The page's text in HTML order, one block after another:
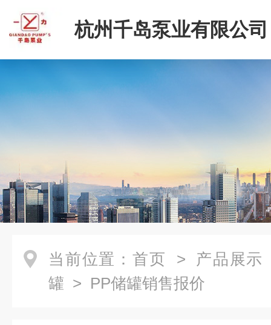
杭州千岛泵业有限公司
当前位置： 首页 > 产品展示
罐 > PP储罐销售报价